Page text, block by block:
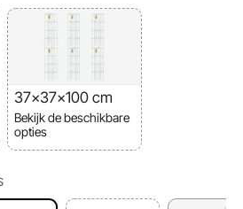
37x37x100 cm
Bekijk de beschikbare
opties